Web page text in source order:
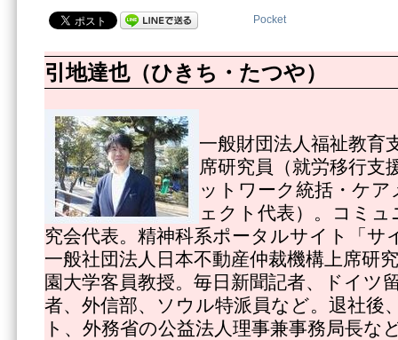
Pocket
引地達也（ひきち・たつや）
一般財団法人福祉教育
席研究員（就労移行支
ットワーク統括・ケ
ェクト代表）。コミ
究会代表。精神科系ポータルサイト「サ
一般社団法人日本不動産仲裁機構上席研
園大学客員教授。毎日新聞記者、ドイツ
者、外信部、ソウル特派員など。退社後
ト、外務省の公益法人理事兼事務局長な